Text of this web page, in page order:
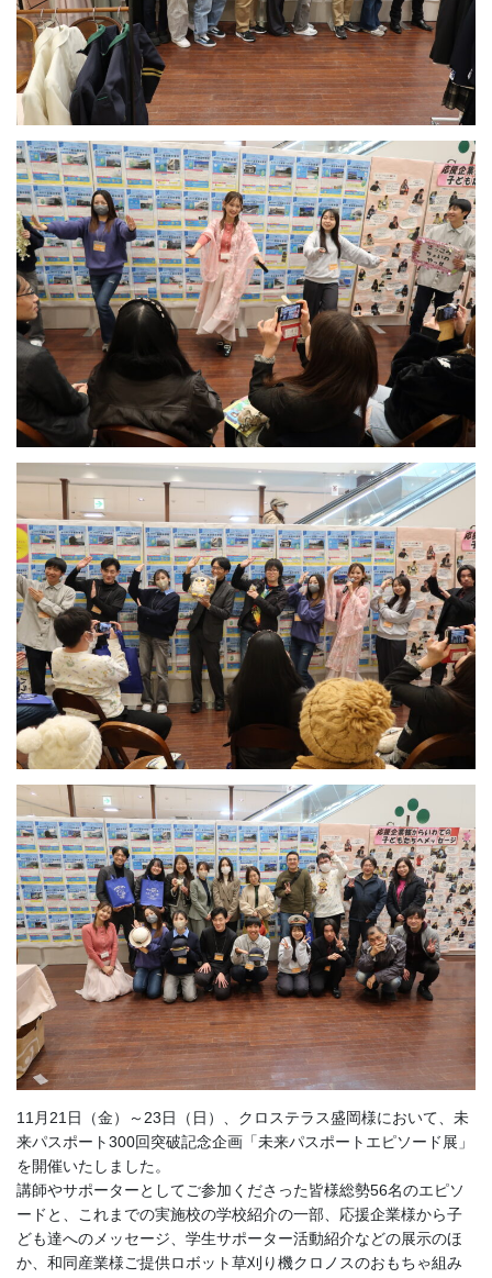
11月21日（金）～23日（日）、クロステラス盛岡様において、未
来パスポート300回突破記念企画「未来パスポートエピソード展」
を開催いたしました。
講師やサポーターとしてご参加くださった皆様総勢56名のエピソ
ードと、これまでの実施校の学校紹介の一部、応援企業様から子
ども達へのメッセージ、学生サポーター活動紹介などの展示のほ
か、和同産業様ご提供ロボット草刈り機クロノスのおもちゃ組み